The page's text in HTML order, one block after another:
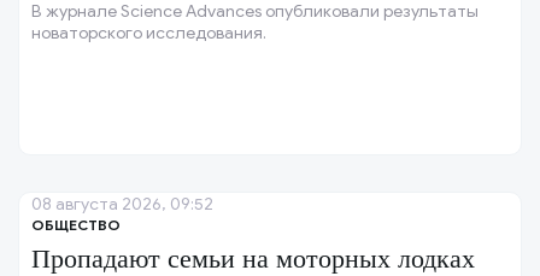
В журнале Science Advances опубликовали результаты
новаторского исследования.
ОБЩЕСТВО
Пропадают семьи на моторных лодках
08 августа 2026, 09:52